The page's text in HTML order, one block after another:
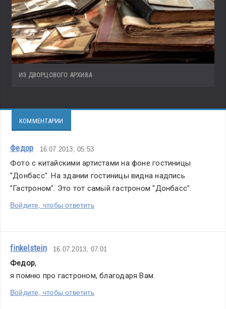
ИЗ ДВОРЦОВОГО АРХИВА
КОММЕНТАРИИ
Федор 16.07.2013, 05:53
Фото с китайскими артистами на фоне гостиницы
"Донбасс". На здании гостиницы видна надпись
"Гастроном". Это тот самый гастроном "Донбасс".
Войдите, чтобы ответить
finkelstein 16.07.2013, 07:01
Федор,
я помню про гастроном, благодаря Вам.
Войдите, чтобы ответить